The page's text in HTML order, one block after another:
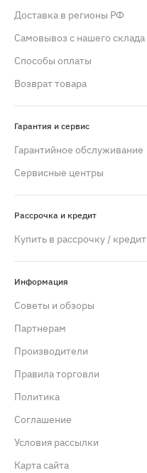
Доставка в регионы РФ
Самовывоз с нашего склада
Способы оплаты
Возврат товара
Гарантия и сервис
Гарантийное обслуживание
Сервисные центры
Рассрочка и кредит
Купить в рассрочку / кредит
Информация
Советы и обзоры
Партнерам
Производители
Правила торговли
Политика
Cоглашение
Условия рассылки
Карта сайта